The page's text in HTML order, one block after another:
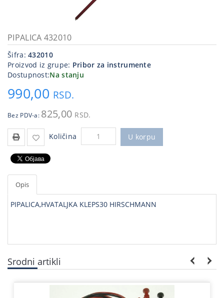
priključci
Kućna
tehnika
oprema,računari
Strujni
PIPALICA 432010
Šifra:432010
Proizvod iz grupe: Pribor za instrumente
Dostupnost:Na stanju
990,00 RSD.
Bez PDV-a: 825,00 RSD.
Količina U korpu
Opis
PIPALICA,HVATALJKA KLEPS30 HIRSCHMANN
Srodni artikli